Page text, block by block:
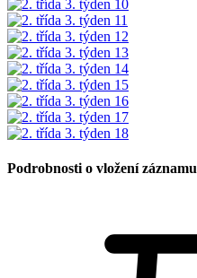
Podrobnosti o vložení záznamu